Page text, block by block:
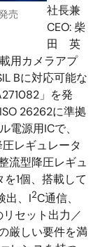
売
社長兼
CEO: 柴
田 英
用カメラアプ
Bに対応可能な
」を発
26262に準拠
電源用ICで、
レギュレータ
流型降圧レギュ
1個、搭載して
出、I2C通信、
セット出力／
厳しい要件を満